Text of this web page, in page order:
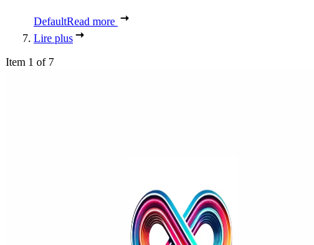
DefaultRead more
Lire plus
Item 1 of 7